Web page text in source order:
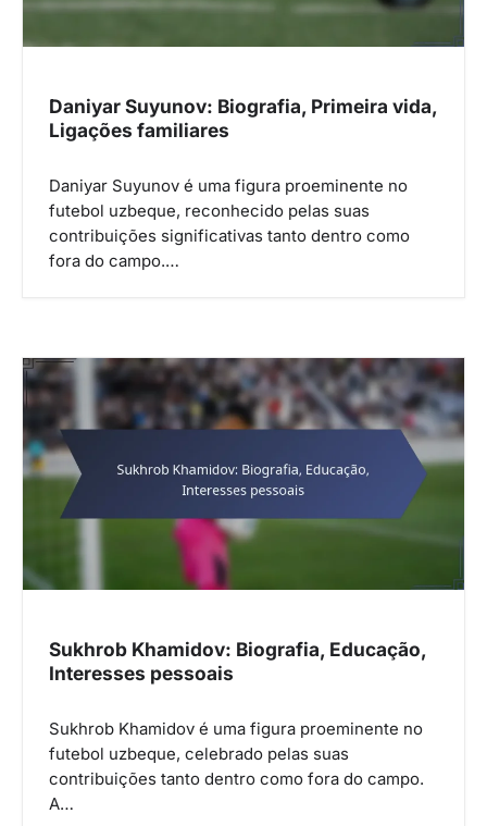
o
n
Daniyar Suyunov: Biografia, Primeira vida,
Ligações familiares
Daniyar Suyunov é uma figura proeminente no
futebol uzbeque, reconhecido pelas suas
contribuições significativas tanto dentro como
fora do campo.…
Sukhrob Khamidov: Biografia, Educação,
Interesses pessoais
Sukhrob Khamidov é uma figura proeminente no
futebol uzbeque, celebrado pelas suas
contribuições tanto dentro como fora do campo.
A…